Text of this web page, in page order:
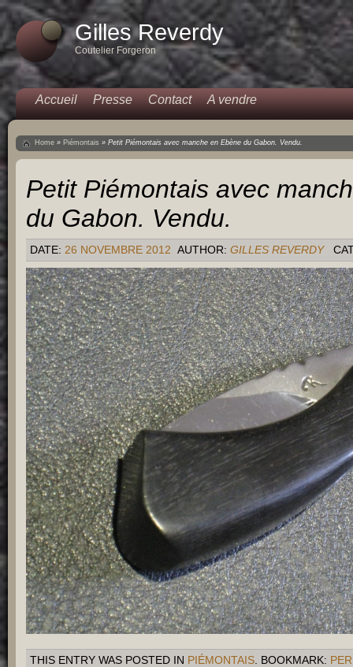
Gilles Reverdy
Coutelier Forgeron
Accueil Presse Contact A vendre
Home » Piémontais » Petit Piémontais avec manche en Ebène du Gabon. Vendu.
Petit Piémontais avec
du Gabon. Vendu.
DATE: 26 NOVEMBRE 2012 AUTHOR: GILLES REVERDY
THIS ENTRY WAS POSTED IN PIÉMONTAIS . BOOKMARK: